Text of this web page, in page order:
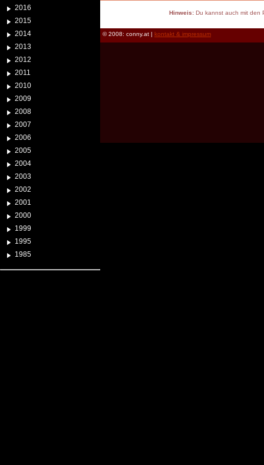
2016
2015
2014
2013
2012
2011
2010
2009
2008
2007
2006
2005
2004
2003
2002
2001
2000
1999
1995
1985
Hinweis:Du kannst auch mit den
© 2008: conny.at | kontakt & impressum